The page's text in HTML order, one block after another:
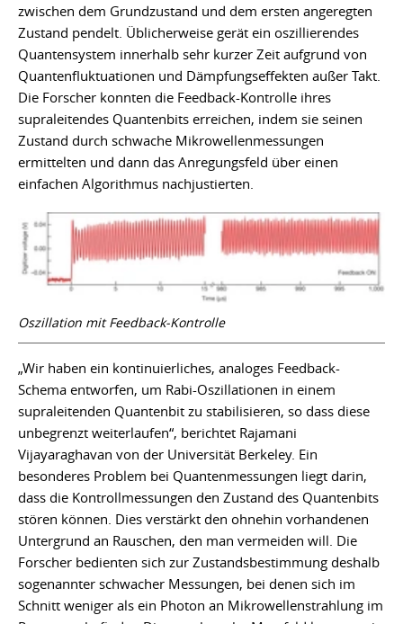
zwischen dem Grundzustand und dem ersten angeregten
Zustand pendelt. Üblicherweise gerät ein oszillierendes
Quantensystem innerhalb sehr kurzer Zeit aufgrund von
Quantenfluktuationen und Dämpfungseffekten außer Takt.
Die Forscher konnten die Feedback-Kontrolle ihres
supraleitendes Quantenbits erreichen, indem sie seinen
Zustand durch schwache Mikrowellenmessungen
ermittelten und dann das Anregungsfeld über einen
einfachen Algorithmus nachjustierten.
Oszillation mit Feedback-Kontrolle
„Wir haben ein kontinuierliches, analoges Feedback-
Schema entworfen, um Rabi-Oszillationen in einem
supraleitenden Quantenbit zu stabilisieren, so dass diese
unbegrenzt weiterlaufen“, berichtet Rajamani
Vijayaraghavan von der Universität Berkeley. Ein
besonderes Problem bei Quantenmessungen liegt darin,
dass die Kontrollmessungen den Zustand des Quantenbits
stören können. Dies verstärkt den ohnehin vorhandenen
Untergrund an Rauschen, den man vermeiden will. Die
Forscher bedienten sich zur Zustandsbestimmung deshalb
sogenannter schwacher Messungen, bei denen sich im
Schnitt weniger als ein Photon an Mikrowellenstrahlung im